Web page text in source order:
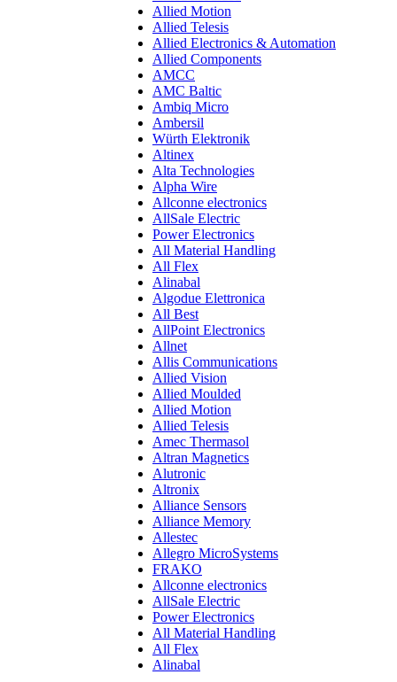
Allied Motion
Allied Telesis
Allied Electronics & Automation
Allied Components
AMCC
AMC Baltic
Ambiq Micro
Ambersil
Würth Elektronik
Altinex
Alta Technologies
Alpha Wire
Allconne electronics
AllSale Electric
Power Electronics
All Material Handling
All Flex
Alinabal
Algodue Elettronica
All Best
AllPoint Electronics
Allnet
Allis Communications
Allied Vision
Allied Moulded
Allied Motion
Allied Telesis
Amec Thermasol
Altran Magnetics
Alutronic
Altronix
Alliance Sensors
Alliance Memory
Allestec
Allegro MicroSystems
FRAKO
Allconne electronics
AllSale Electric
Power Electronics
All Material Handling
All Flex
Alinabal